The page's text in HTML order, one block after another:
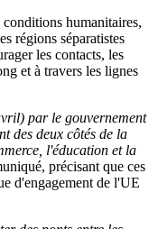
humanitaires,
régions séparatistes
les contacts, les
et à travers les lignes
par le gouvernement
des deux côtés de la
l'éducation et la
précisant que ces
d'engagement de l'UE